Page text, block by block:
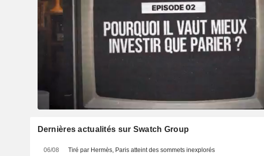
Dernières actualités sur Swatch Group
06/08 Tiré par Hermès, Paris atteint des sommets inexplorés